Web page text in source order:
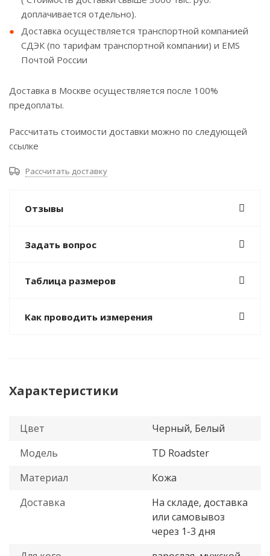
доплачивается отдельно).
Доставка осуществляется транспортной компанией
СДЭК (по тарифам транспортной компании) и EMS
Почтой России
Доставка в Москве осуществляется после 100%
предоплаты.
Рассчитать стоимости доставки можно по следующей
ссылке
Рассчитать доставку
Отзывы
Задать вопрос
Таблица размеров
Как проводить измерения
Характеристики
Цвет
Черный, Белый
Модель
TD Roadster
Материал
Кожа
Доставка
На складе, доставка
или самовывоз
через 1-3 дня